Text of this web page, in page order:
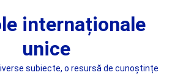
internaționale
unice
subiecte, o resursă de cunoștințe